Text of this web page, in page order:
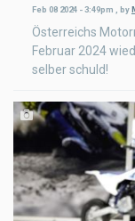
Feb 08 2024 - 3:49pm , by
Österreichs
Februar 2024
selber schuld!